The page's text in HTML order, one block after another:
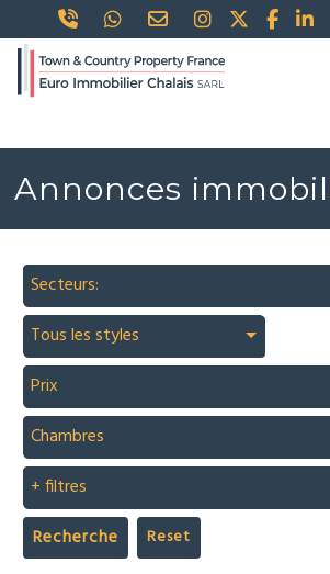
Annonces
Secteurs:
Tous les styles
Prix
Chambres
+ filtres
Recherche